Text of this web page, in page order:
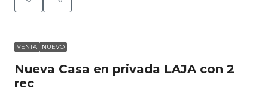
VENTA NUEVO
Nueva Casa en privada LAJA con 2
rec